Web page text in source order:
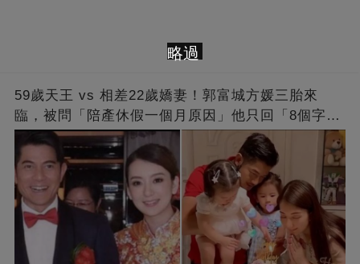
59歲天王 vs 相差22歲嬌妻！郭富城方媛三胎來
臨，被問「陪產休假一個月原因」他只回「8個字」
被贊爆
略過